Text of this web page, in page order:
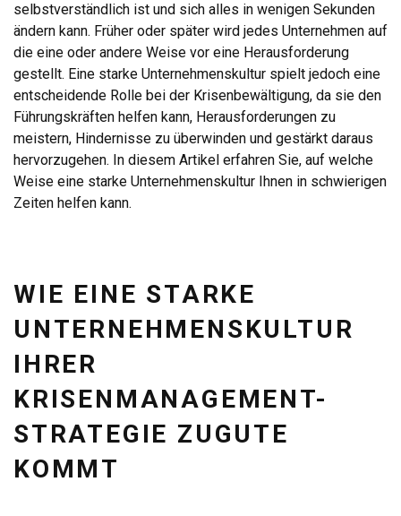
selbstverständlich ist und sich alles in wenigen Sekunden
ändern kann. Früher oder später wird jedes Unternehmen auf
die eine oder andere Weise vor eine Herausforderung
gestellt. Eine starke Unternehmenskultur spielt jedoch eine
entscheidende Rolle bei der Krisenbewältigung, da sie den
Führungskräften helfen kann, Herausforderungen zu
meistern, Hindernisse zu überwinden und gestärkt daraus
hervorzugehen. In diesem Artikel erfahren Sie, auf welche
Weise eine starke Unternehmenskultur Ihnen in schwierigen
Zeiten helfen kann.
WIE EINE STARKE
UNTERNEHMENSKULTUR
IHRER
KRISENMANAGEMENT-
STRATEGIE ZUGUTE
KOMMT